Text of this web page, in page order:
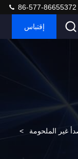
86-577-86655372
إقتباس
غير الملحومة >